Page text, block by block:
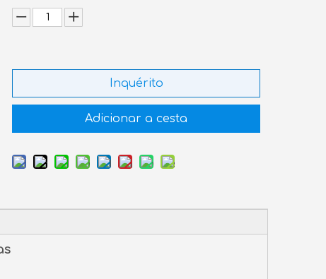
Inquérito
Adicionar a cesta